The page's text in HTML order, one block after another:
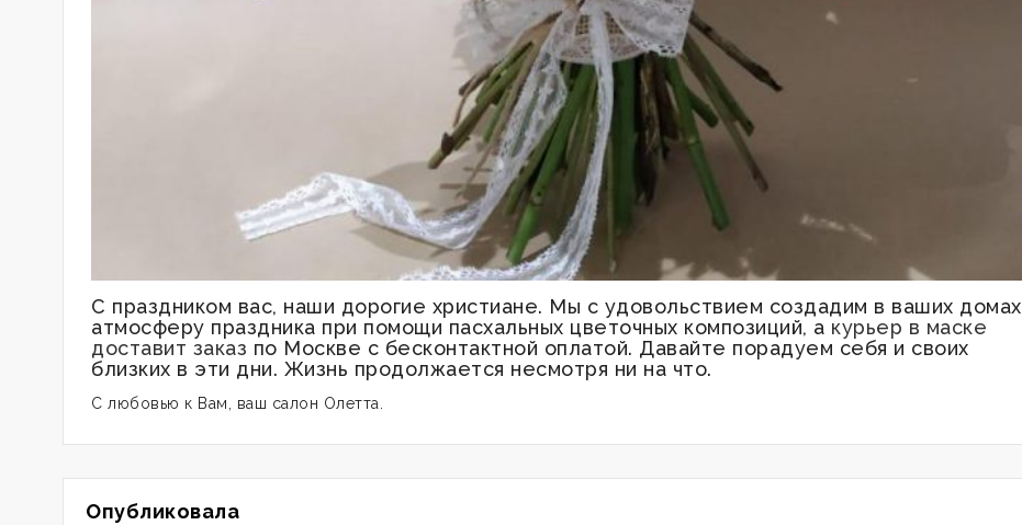
С праздником вас, наши дорогие христиане. Мы с удовольствием создадим в ваших домах
атмосферу праздника при помощи пасхальных цветочных композиций, а курьер в маске
доставит заказ по Москве с бесконтактной оплатой. Давайте порадуем себя и своих
близких в эти дни. Жизнь продолжается несмотря ни на что.
С любовью к Вам, ваш салон Олетта.
Опубликовала